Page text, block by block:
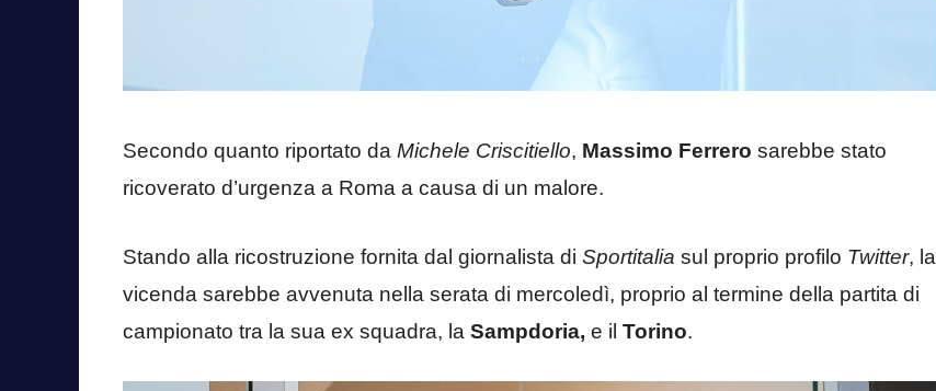
Secondo quanto riportato da Michele Criscitiello, Massimo Ferrero sarebbe stato
ricoverato d’urgenza a Roma a causa di un malore.
Stando alla ricostruzione fornita dal giornalista di Sportitalia sul proprio profilo Twitter, la
vicenda sarebbe avvenuta nella serata di mercoledì, proprio al termine della partita di
campionato tra la sua ex squadra, la Sampdoria, e il Torino.